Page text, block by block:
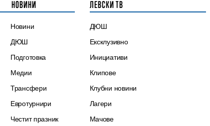
НОВИНИ
Новини
ДЮШ
Подготовка
Медии
Трансфери
Евротурнири
Честит празник
ЛЕВСКИ ТВ
ДЮШ
Ексклузивно
Инициативи
Клипове
Клубни новини
Лагери
Мачове